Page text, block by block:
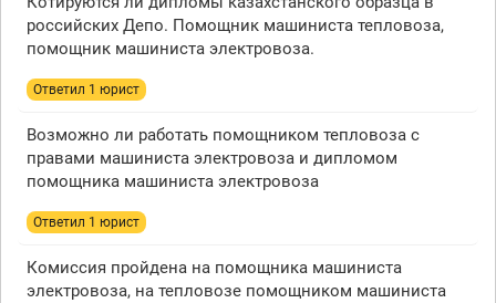
российских Депо. Помощник машиниста тепловоза,
помощник машиниста электровоза.
Ответил 1 юрист
Возможно ли работать помощником тепловоза с
правами машиниста электровоза и дипломом
помощника машиниста электровоза
Ответил 1 юрист
Комиссия пройдена на помощника машиниста
электровоза, на тепловозе помощником машиниста